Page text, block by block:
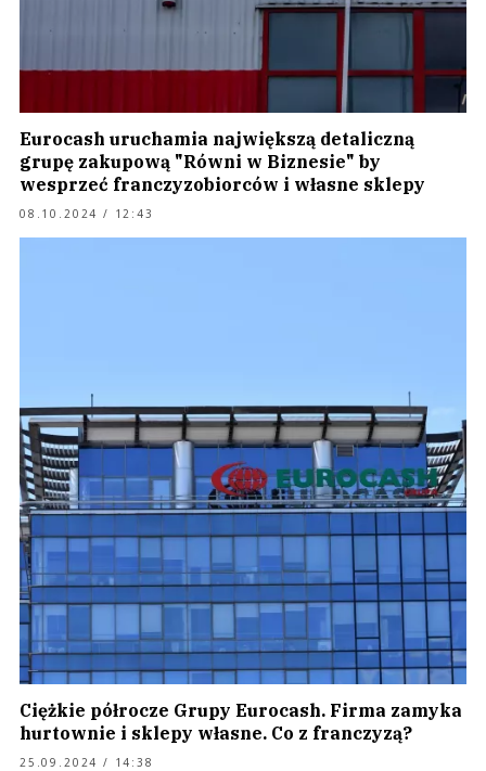
Eurocash uruchamia największą detaliczną
grupę zakupową "Równi w Biznesie" by
wesprzeć franczyzobiorców i własne sklepy
08.10.2024 / 12:43
Ciężkie półrocze Grupy Eurocash. Firma zamyka
hurtownie i sklepy własne. Co z franczyzą?
25.09.2024 / 14:38